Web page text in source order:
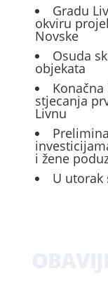
Gradu
okviru
Novske
Osuda
objekata
stjecanja
Livnu
i žene
U utorak